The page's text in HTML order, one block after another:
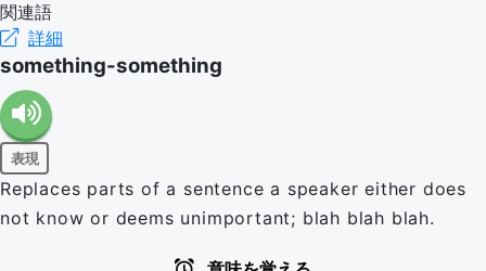
関連語
詳細
something-something
表現
Replaces parts of a sentence a speaker either does
not know or deems unimportant; blah blah blah.